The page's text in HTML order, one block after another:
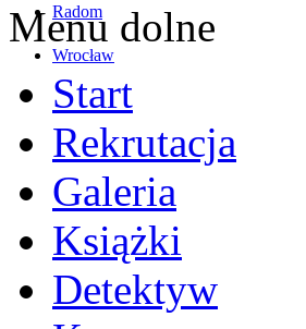
Radom
Wrocław
Menu dolne
Start
Rekrutacja
Galeria
Książki
Detektyw